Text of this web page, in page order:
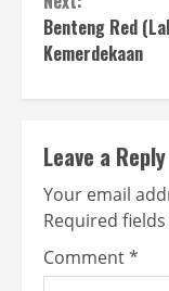
Benteng Red
Kemerdekaan
Leave a Reply
Your email
Required
Comment*